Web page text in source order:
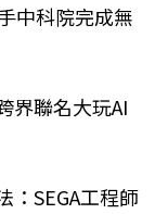
中科院完成無
界聯名大玩AI
：SEGA工程師